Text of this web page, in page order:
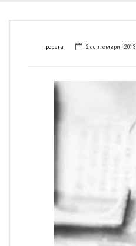
popara 2 септември, 2013